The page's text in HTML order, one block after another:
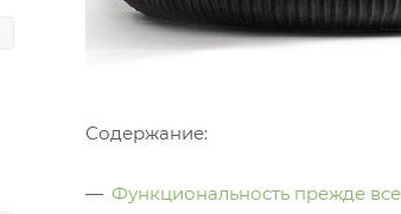
Содержание:
Функциональность прежде